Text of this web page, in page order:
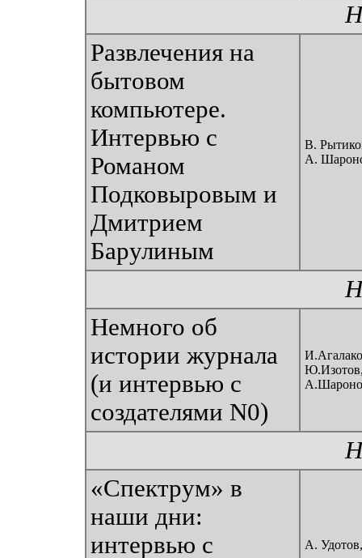
Развлечения на
бытовом
компьютере.
Интервью с
Романом
Подковыровым и
Дмитрием
Барулиным
В.
А.
Немного об
истории журнала
(и интервью с
создателями N0)
«Спектрум» в
наши дни:
интервью с
А.